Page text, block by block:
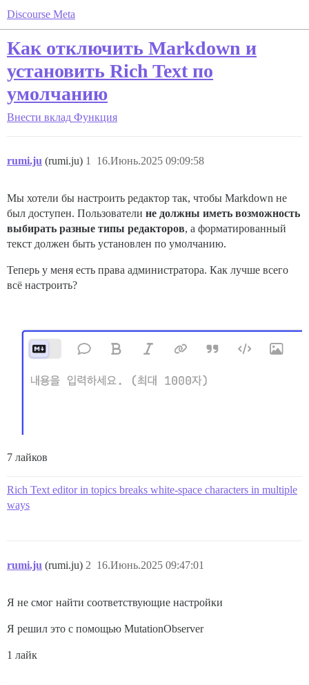
Discourse Meta
Как отключить Markdown и
установить Rich Text по
умолчанию
Внести вклад Функция
rumi.ju (rumi.ju) 16.Июнь.2025 09:09:58
1
Мы хотели бы настроить редактор так, чтобы Markdown не
был доступен. Пользователи не должны иметь возможность
выбирать разные типы редакторов, а форматированный
текст должен быть установлен по умолчанию.
Теперь у меня есть права администратора. Как лучше всего
всё настроить?
7 лайков
Rich Text editor in topics breaks white-space characters in multiple
ways
rumi.ju (rumi.ju) 16.Июнь.2025 09:47:01
2
Я не смог найти соответствующие настройки
Я решил это с помощью MutationObserver
1 лайк